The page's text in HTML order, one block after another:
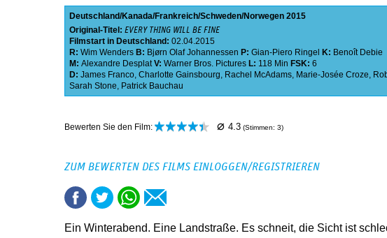
Deutschland Kanada Frankreich Schweden Norwegen 2015
Original-Titel: EVERY THING WILL BE FINE
Filmstart in Deutschland: 02.04.2015
R: Wim Wenders B: Bjørn Olaf Johannessen P: Gian-Piero Ringel K: Benoît Debie
M: Alexandre Desplat V: Warner Bros. Pictures L: 118 Min FSK: 6
D: James Franco, Charlotte Gainsbourg, Rachel McAdams, Marie-Josée Croze,
Sarah Stone, Patrick Bauchau
Bewerten Sie den Film: ⌀ 4.3 (Stimmen: 3)
ZUM BEWERTEN DES FILMS EINLOGGEN/REGISTRIEREN
Ein Winterabend. Eine Landstraße. Es schneit, die Sicht ist